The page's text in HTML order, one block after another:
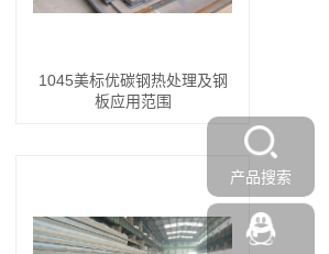
1045美标优碳钢热处理及钢
板应用范围
产品搜索